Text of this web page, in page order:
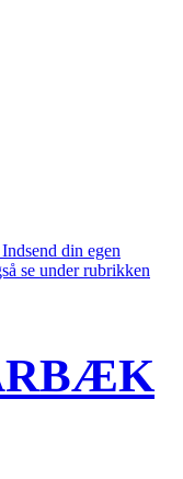
din egen
se under rubrikken